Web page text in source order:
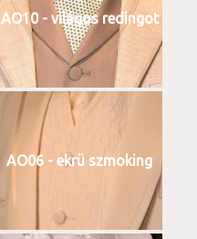
AO10 - világos redingot
AO06 - ekrü szmoking